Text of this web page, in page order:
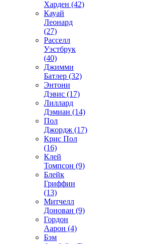
Харден (42)
Кауай
Леонард
(27)
Расселл
Уэстбрук
(40)
Джимми
Батлер (32)
Энтони
Дэвис (17)
Лиллард
Дэмиан (14)
Пол
Джордж (17)
Крис Пол
(16)
Клей
Томпсон (9)
Блейк
Гриффин
(13)
Митчелл
Донован (9)
Гордон
Аарон (4)
Бэм